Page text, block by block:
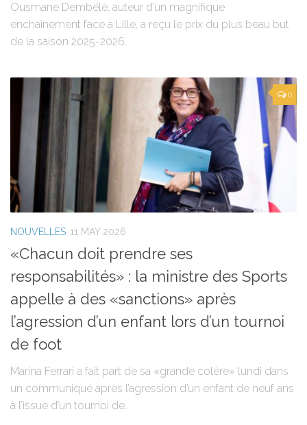
Ousmane Dembélé, auteur d’un magnifique
enchaînement face à Lille, a reçu le prix du plus beau but
de la saison 2025-2026.
0
NOUVELLES 11 MAY 2026
«Chacun doit prendre ses
responsabilités» : la ministre des Sports
appelle à des «sanctions» après
l’agression d’un enfant lors d’un tournoi
de foot
Marina Ferrari a fait part de sa «grande colère» lundi dans
un communiqué après l’agression d’un enfant de neuf ans
à l’issue d’un tournoi de...